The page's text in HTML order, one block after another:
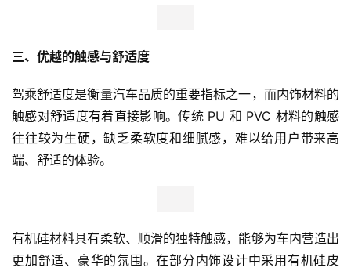
三、优越的触感与舒适度
驾乘舒适度是衡量汽车品质的重要指标之一，而内饰材料的
触感对舒适度有着直接影响。传统 PU 和 PVC 材料的触感
往往较为生硬，缺乏柔软度和细腻感，难以给用户带来高
端、舒适的体验。
有机硅材料具有柔软、顺滑的独特触感，能够为车内营造出
更加舒适、豪华的氛围。在部分内饰设计中采用有机硅皮